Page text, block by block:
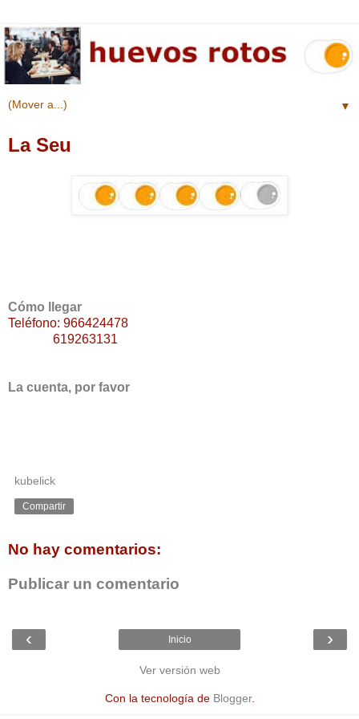
▼
La Seu
Cómo llegar
Teléfono: 966424478
619263131
La cuenta, por favor
kubelick
Compartir
No hay comentarios:
Publicar un comentario
‹ ›
Inicio
Ver versión web
Con la tecnología de Blogger.